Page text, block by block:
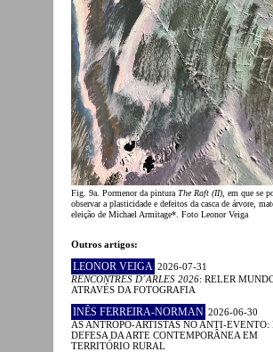
Fig. 9a. Pormenor da pintura The Raft (II) , em que se
observar a plasticidade e defeitos da casca de árvore,
eleição de Michael Armitage*. Foto Leonor Veiga
Outros artigos:
LEONOR VEIGA 2026-07-31
RENCONTRES D´ARLES 2026: RELER
ATRAVÉS DA FOTOGRAFIA
INÊS FERREIRA-NORMAN 2026-06-30
AS ANTROPO-ARTISTAS NO ANTI-EVENTO:
DEFESA DA ARTE CONTEMPORÂNEA EM
TERRITÓRIO RURAL